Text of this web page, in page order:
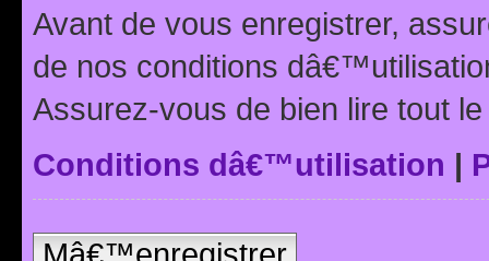
Avant de vous enregistrer,
de nos conditions
Assurez-vous de bien lire tout
Conditions dâ€™utilisation |
Mâ€™enregistrer